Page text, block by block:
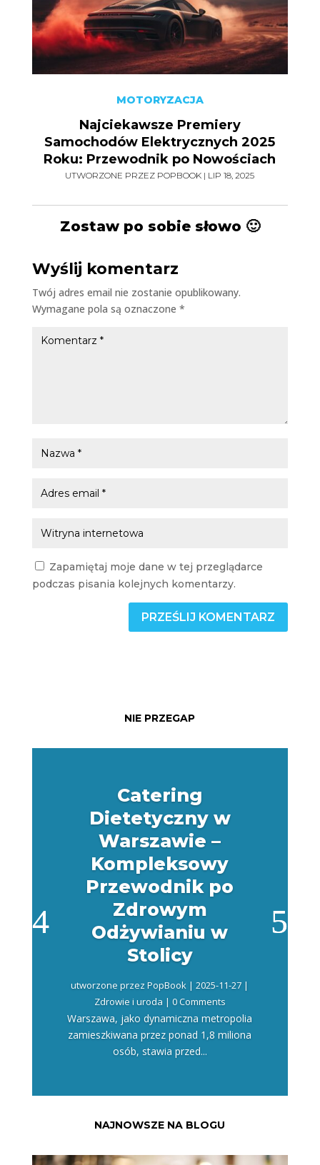
MOTORYZACJA
Najciekawsze Premiery
Samochodów Elektrycznych 2025
Roku: Przewodnik po Nowościach
UTWORZONE PRZEZ POPBOOK | LIP 18, 2025
Zostaw po sobie słowo 🙂
Wyślij komentarz
Twój adres email nie zostanie opublikowany.
Wymagane pola są oznaczone *
Zapamiętaj moje dane w tej przeglądarce
podczas pisania kolejnych komentarzy.
PRZEŚLIJ KOMENTARZ
NIE PRZEGAP
Catering
Dietetyczny w
Warszawie –
Kompleksowy
Przewodnik po
Zdrowym
Odżywianiu w
Stolicy
utworzone przezPopBook |2025-11-27 |
Zdrowie i uroda | 0 Comments
Warszawa, jako dynamiczna metropolia
zamieszkiwana przez ponad 1,8 miliona
osób, stawia przed...
NAJNOWSZE NA BLOGU